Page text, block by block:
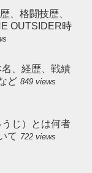
、格闘技歴、
OUTSIDER時
、経歴、戦績
ど 849 views
じ）とは何者
て 722 views